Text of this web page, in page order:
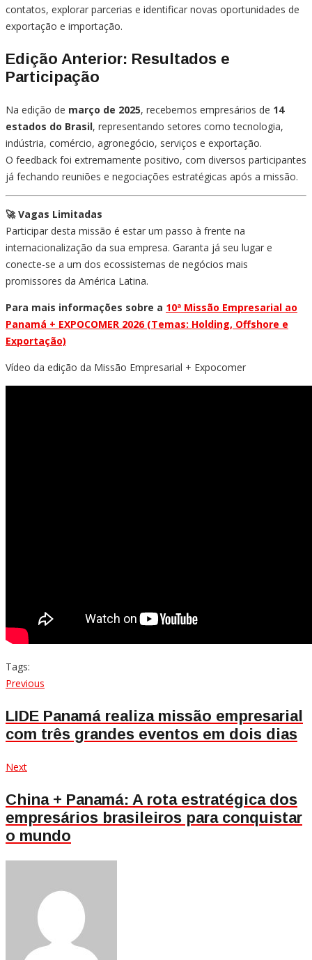
contatos, explorar parcerias e identificar novas oportunidades de
exportação e importação.
Edição Anterior: Resultados e
Participação
Na edição de março de 2025, recebemos empresários de 14
estados do Brasil, representando setores como tecnologia,
indústria, comércio, agronegócio, serviços e exportação.
O feedback foi extremamente positivo, com diversos participantes
já fechando reuniões e negociações estratégicas após a missão.
🚀 Vagas Limitadas
Participar desta missão é estar um passo à frente na
internacionalização da sua empresa. Garanta já seu lugar e
conecte-se a um dos ecossistemas de negócios mais
promissores da América Latina.
Para mais informações sobre a 10ª Missão Empresarial ao
Panamá + EXPOCOMER 2026 (Temas: Holding, Offshore e
Exportação)
Vídeo da edição da Missão Empresarial + Expocomer
Tags:
Navegação
de
Post
Previous
LIDE Panamá realiza missão empresarial
com três grandes eventos em dois dias
NextNext
China + Panamá: A rota estratégica dos
empresários brasileiros para conquistar
o mundo